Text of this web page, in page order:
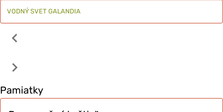
VODNÝ SVET GALANDIA
Pamiatky